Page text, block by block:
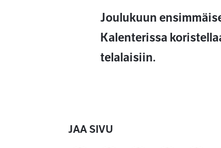
Joulukuun
Kalenterissa
telalaisiin.
JAA SIVU